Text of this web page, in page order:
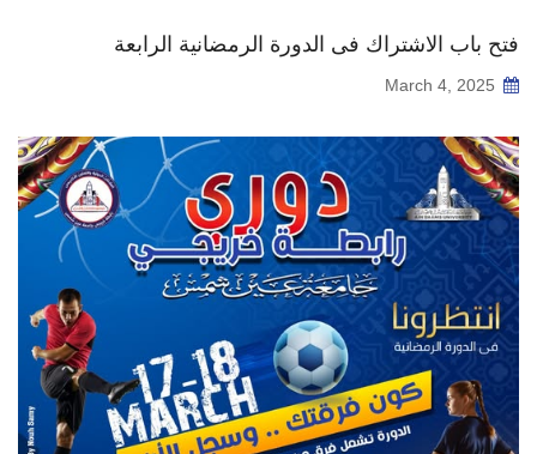
فتح باب الاشتراك فى الدورة الرمضانية الرابعة
March 4, 2025